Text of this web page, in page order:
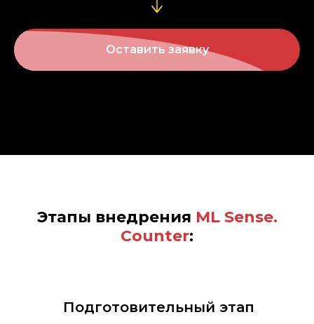
Оставить заявку
Этапы внедрения ML Sense.
Counter:
Подготовительный этап